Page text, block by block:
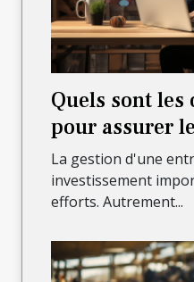
Quels sont
pour assurer
entreprise en
La gestion d'une
investissement
efforts. Autrement...